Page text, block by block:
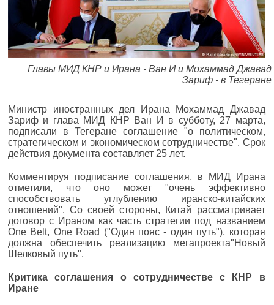
Главы МИД КНР и Ирана - Ван И и Мохаммад Джавад
Зариф - в Тегеране
Министр иностранных дел Ирана Мохаммад Джавад
Зариф и глава МИД КНР Ван И в субботу, 27 марта,
подписали в Тегеране соглашение "о политическом,
стратегическом и экономическом сотрудничестве". Срок
действия документа составляет 25 лет.
Комментируя подписание соглашения, в МИД Ирана
отметили, что оно может "очень эффективно
способствовать углублению иранско-китайских
отношений". Со своей стороны, Китай рассматривает
договор с Ираном как часть стратегии под названием
One Belt, One Road ("Один пояс - один путь"), которая
должна обеспечить реализацию мегапроекта"Новый
Шелковый путь".
Критика соглашения о сотрудничестве с КНР в
Иране